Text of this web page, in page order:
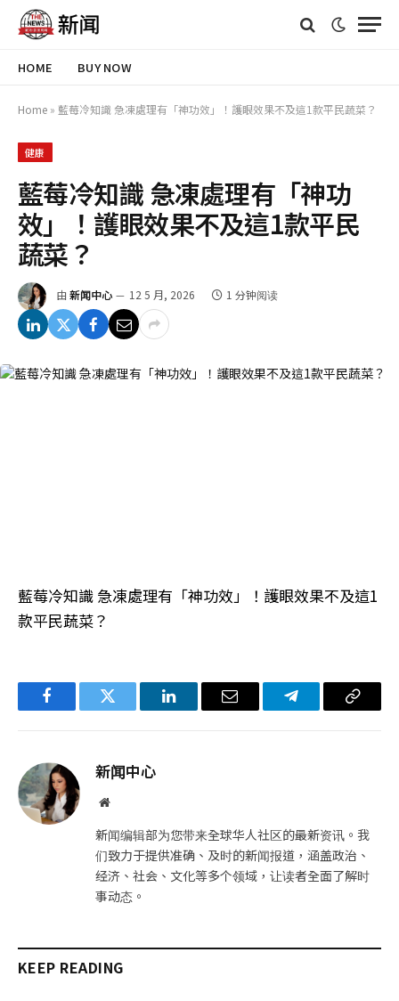
HOME BUY NOW
Home » 藍莓冷知識 急凍處理有「神功效」！護眼效果不及這1款平民蔬菜？
健康
藍莓冷知識 急凍處理有「神功
效」！護眼效果不及這1款平民
蔬菜？
由 新闻中心 12 5 月, 2026 1 分钟阅读
藍莓冷知識 急凍處理有「神功效」！護眼效果不及這1
款平民蔬菜？
FacebookTwitter LinkedIn电
Telegram复
新闻中心
网
新闻编辑部为您带来全球华人社区的最新资讯。我
们致力于提供准确、及时的新闻报道，涵盖政治、
经济、社会、文化等多个领域，让读者全面了解时
事动态。
KEEP READING